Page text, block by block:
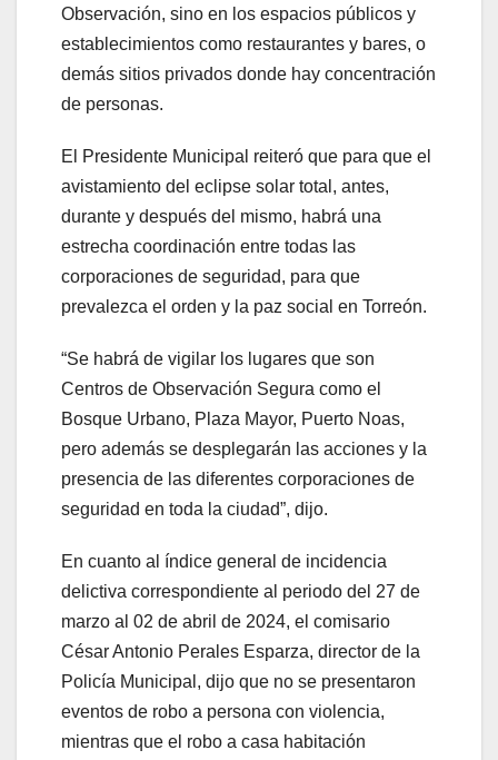
Observación, sino en los espacios públicos y
establecimientos como restaurantes y bares, o
demás sitios privados donde hay concentración
de personas.
El Presidente Municipal reiteró que para que el
avistamiento del eclipse solar total, antes,
durante y después del mismo, habrá una
estrecha coordinación entre todas las
corporaciones de seguridad, para que
prevalezca el orden y la paz social en Torreón.
“Se habrá de vigilar los lugares que son
Centros de Observación Segura como el
Bosque Urbano, Plaza Mayor, Puerto Noas,
pero además se desplegarán las acciones y la
presencia de las diferentes corporaciones de
seguridad en toda la ciudad”, dijo.
En cuanto al índice general de incidencia
delictiva correspondiente al periodo del 27 de
marzo al 02 de abril de 2024, el comisario
César Antonio Perales Esparza, director de la
Policía Municipal, dijo que no se presentaron
eventos de robo a persona con violencia,
mientras que el robo a casa habitación